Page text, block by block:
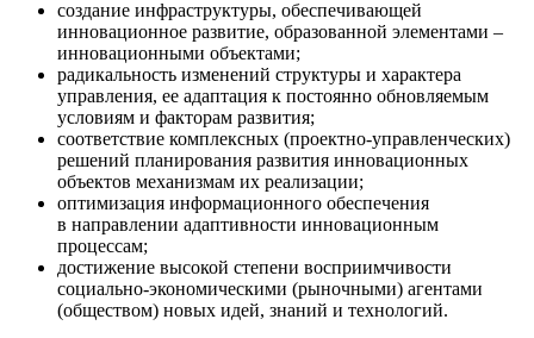
создание инфраструктуры, обеспечивающей
инновационное развитие, образованной элементами –
инновационными объектами;
радикальность изменений структуры и характера
управления, ее адаптация к постоянно обновляемым
условиям и факторам развития;
соответствие комплексных (проектно-управленческих)
решений планирования развития инновационных
объектов механизмам их реализации;
оптимизация информационного обеспечения
в направлении адаптивности инновационным
процессам;
достижение высокой степени восприимчивости
социально-экономическими (рыночными) агентами
(обществом) новых идей, знаний и технологий.